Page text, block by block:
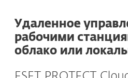
Удаленное
рабочими
облако или